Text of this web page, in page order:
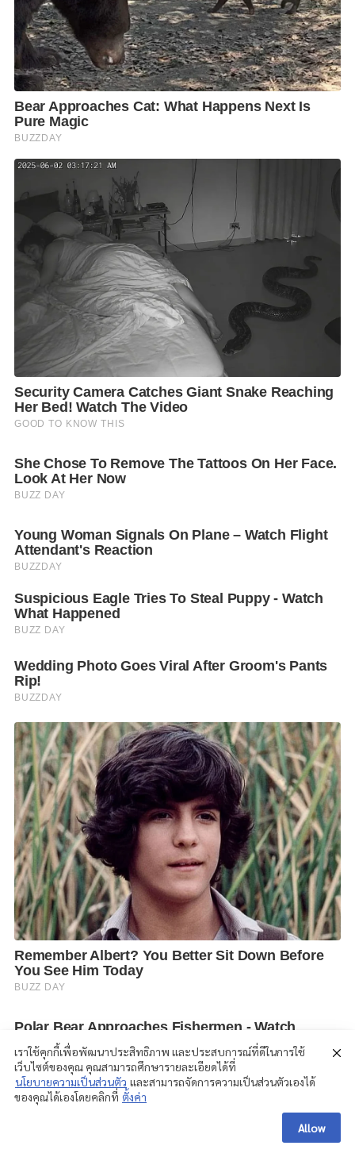
เราใช้คุกกี้เพื่อพัฒนาประสิทธิภาพ และประสบการณ์ที่ดีในการใช้
เว็บไซต์ของคุณ คุณสามารถศึกษารายละเอียดได้ที่
นโยบายความเป็นส่วนตัว และสามารถจัดการความเป็นส่วนตัวเองได้
ของคุณได้เองโดยคลิกที่ ตั้งค่า
Allow